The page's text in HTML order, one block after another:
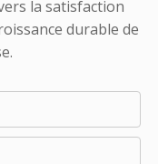
la satisfaction
durable de